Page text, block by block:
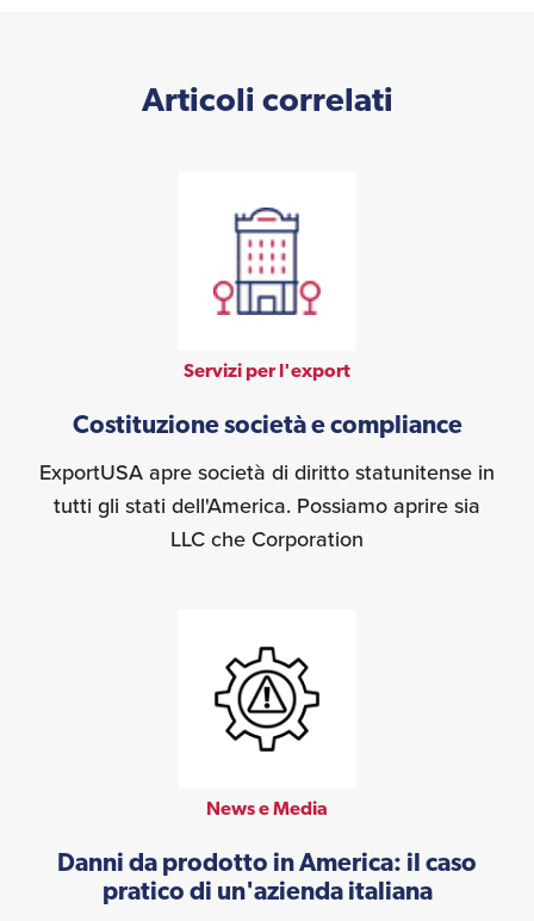
Articoli correlati
Servizi per l'export
Costituzione società e compliance
ExportUSA apre società di diritto statunitense in
tutti gli stati dell'America. Possiamo aprire sia
LLC che Corporation
News e Media
Danni da prodotto in America: il caso
pratico di un'azienda italiana